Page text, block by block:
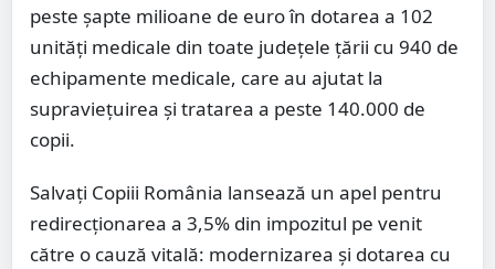
peste șapte milioane de euro în dotarea a 102
unități medicale din toate județele țării cu 940 de
echipamente medicale, care au ajutat la
supraviețuirea și tratarea a peste 140.000 de
copii.
Salvați Copiii România lansează un apel pentru
redirecționarea a 3,5% din impozitul pe venit
către o cauză vitală: modernizarea și dotarea cu